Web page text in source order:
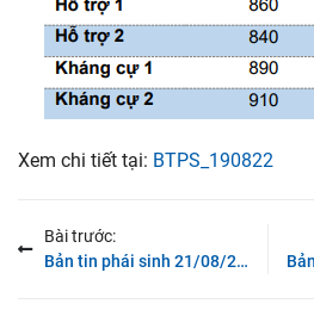
Xem chi tiết tại: BTPS_190822
Bài trước:
Bản tin phái sinh 21/08/2019: Kiểm chứng vùng kháng cự 889-890